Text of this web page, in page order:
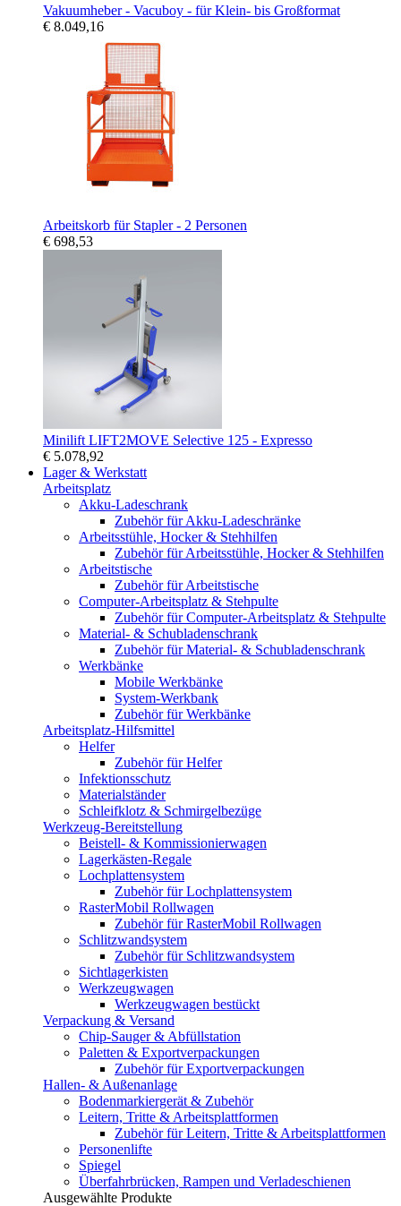
Vakuumheber - Vacuboy - für Klein- bis Großformat
€ 8.049,16
Arbeitskorb für Stapler - 2 Personen
€ 698,53
Minilift LIFT2MOVE Selective 125 - Expresso
€ 5.078,92
Lager & Werkstatt
Arbeitsplatz
Akku-Ladeschrank
Zubehör für Akku-Ladeschränke
Arbeitsstühle, Hocker & Stehhilfen
Zubehör für Arbeitsstühle, Hocker & Stehhilfen
Arbeitstische
Zubehör für Arbeitstische
Computer-Arbeitsplatz & Stehpulte
Zubehör für Computer-Arbeitsplatz & Stehpulte
Material- & Schubladenschrank
Zubehör für Material- & Schubladenschrank
Werkbänke
Mobile Werkbänke
System-Werkbank
Zubehör für Werkbänke
Arbeitsplatz-Hilfsmittel
Helfer
Zubehör für Helfer
Infektionsschutz
Materialständer
Schleifklotz & Schmirgelbezüge
Werkzeug-Bereitstellung
Beistell- & Kommissionierwagen
Lagerkästen-Regale
Lochplattensystem
Zubehör für Lochplattensystem
RasterMobil Rollwagen
Zubehör für RasterMobil Rollwagen
Schlitzwandsystem
Zubehör für Schlitzwandsystem
Sichtlagerkisten
Werkzeugwagen
Werkzeugwagen bestückt
Verpackung & Versand
Chip-Sauger & Abfüllstation
Paletten & Exportverpackungen
Zubehör für Exportverpackungen
Hallen- & Außenanlage
Bodenmarkiergerät & Zubehör
Leitern, Tritte & Arbeitsplattformen
Zubehör für Leitern, Tritte & Arbeitsplattformen
Personenlifte
Spiegel
Überfahrbrücken, Rampen und Verladeschienen
Ausgewählte Produkte